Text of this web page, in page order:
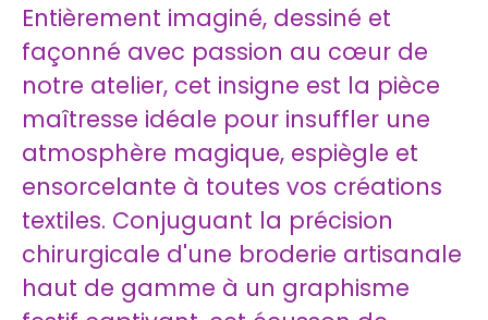
Entièrement imaginé, dessiné et
façonné avec passion au cœur de
notre atelier, cet insigne est la pièce
maîtresse idéale pour insuffler une
atmosphère magique, espiègle et
ensorcelante à toutes vos créations
textiles. Conjuguant la précision
chirurgicale d'une broderie artisanale
haut de gamme à un graphisme